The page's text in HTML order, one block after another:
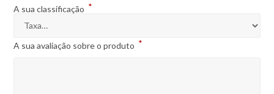
A sua classificação *
A sua avaliação sobre o produto *